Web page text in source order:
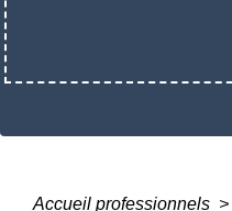
Accueil professionnels >